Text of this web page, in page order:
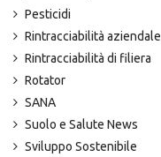
Pesticidi
Rintracciabilità aziendale
Rintracciabilità di filiera
Rotator
SANA
Suolo e Salute News
Sviluppo Sostenibile